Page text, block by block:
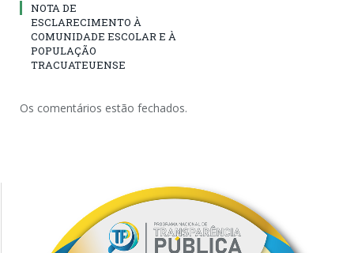
NOTA DE
ESCLARECIMENTO À
COMUNIDADE ESCOLAR E À
POPULAÇÃO
TRACUATEUENSE
Os comentários estão fechados.